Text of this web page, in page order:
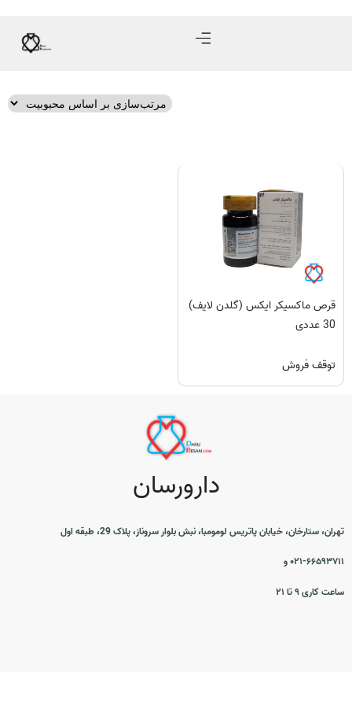
قرص ماکسیکر ایکس (گلدن لایف)
30 عددی
توقف فروش
دارورسان
تهران، ستارخان، خیابان پاتریس لومومبا، نبش بلوار سروناز، پلاک 29، طبقه اول
۰۲۱-۶۶۵۹۳۷۱۱ و
ساعت کاری ۹ تا ۲۱